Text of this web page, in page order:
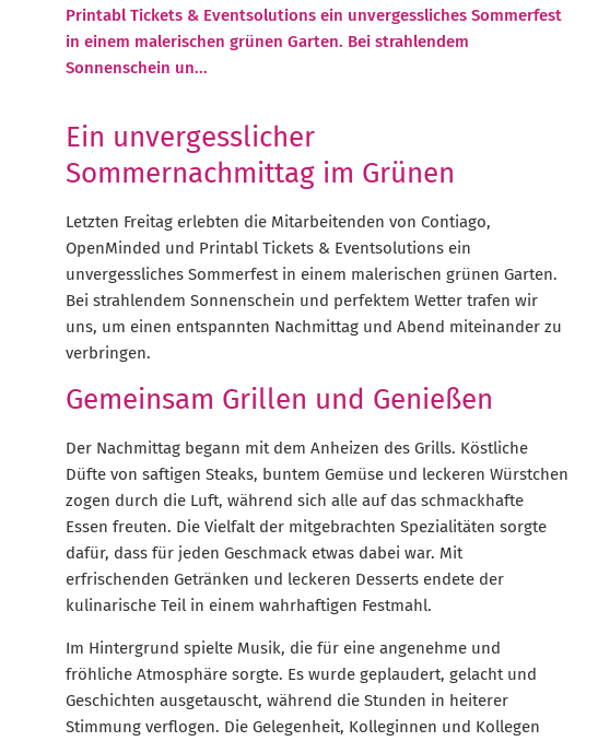
Printabl Tickets & Eventsolutions ein unvergessliches Sommerfest
in einem malerischen grünen Garten. Bei strahlendem
Sonnenschein un...
Ein unvergesslicher
Sommernachmittag im Grünen
Letzten Freitag erlebten die Mitarbeitenden von Contiago,
OpenMinded und Printabl Tickets & Eventsolutions ein
unvergessliches Sommerfest in einem malerischen grünen Garten.
Bei strahlendem Sonnenschein und perfektem Wetter trafen wir
uns, um einen entspannten Nachmittag und Abend miteinander zu
verbringen.
Gemeinsam Grillen und Genießen
Der Nachmittag begann mit dem Anheizen des Grills. Köstliche
Düfte von saftigen Steaks, buntem Gemüse und leckeren Würstchen
zogen durch die Luft, während sich alle auf das schmackhafte
Essen freuten. Die Vielfalt der mitgebrachten Spezialitäten sorgte
dafür, dass für jeden Geschmack etwas dabei war. Mit
erfrischenden Getränken und leckeren Desserts endete der
kulinarische Teil in einem wahrhaftigen Festmahl.
Im Hintergrund spielte Musik, die für eine angenehme und
fröhliche Atmosphäre sorgte. Es wurde geplaudert, gelacht und
Geschichten ausgetauscht, während die Stunden in heiterer
Stimmung verflogen. Die Gelegenheit, Kolleginnen und Kollegen